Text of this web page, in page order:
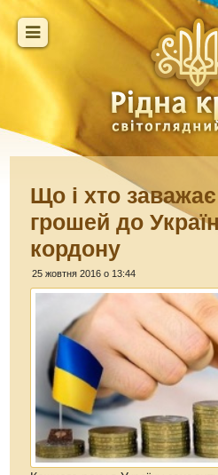
Що і хто
грошей до
кордону
25 жовтня 2016 о 13:44